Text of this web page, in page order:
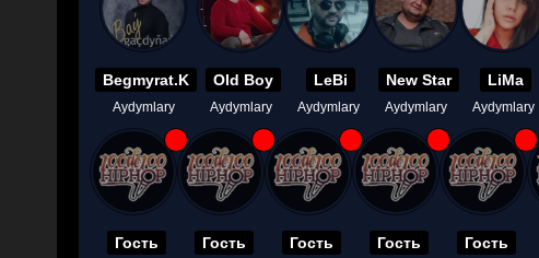
Begmyrat.K
Aydymlary
Old Boy
Aydymlary
LeBi
Aydymlary
New Star
Aydymlary
LiMa
Aydymlary
Гость Гость Гость Гость Гость